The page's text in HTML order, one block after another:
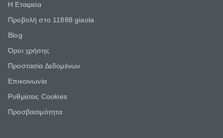
Η Εταιρεία
Προβολή στο 11888 giaola
Blog
Όροι χρήσης
Προστασία Δεδομένων
Επικοινωνία
Ρυθμίσεις Cookies
Προσβασιμότητα